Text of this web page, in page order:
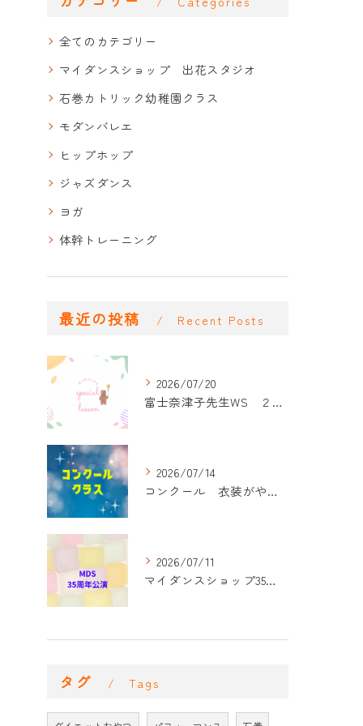
全てのカテゴリー
マイダンスショップ 出花スタジオ
石巻カトリック幼稚園クラス
モダンバレエ
ヒップホップ
ジャズダンス
ヨガ
体幹トレーニング
最近の投稿 Recent Posts
2026/07/20
富士奈津子先生WS ２回目
2026/07/14
コンクール 衣装がやって来た！
2026/07/11
マイダンスショップ35周年記念公演 振付開始
タグ Tags